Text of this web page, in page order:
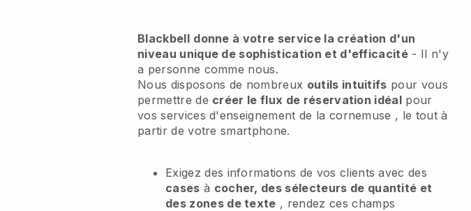
Blackbell donne à votre service la création d'un
niveau unique de sophistication et d'efficacité - Il n'y
a personne comme nous.
Nous disposons de nombreux outils intuitifs pour vous
permettre de créer le flux de réservation idéal pour
vos services d'enseignement de la cornemuse , le tout à
partir de votre smartphone.
Exigez des informations de vos clients avec des
cases à cocher, des sélecteurs de quantité et
des zones de texte , rendez ces champs